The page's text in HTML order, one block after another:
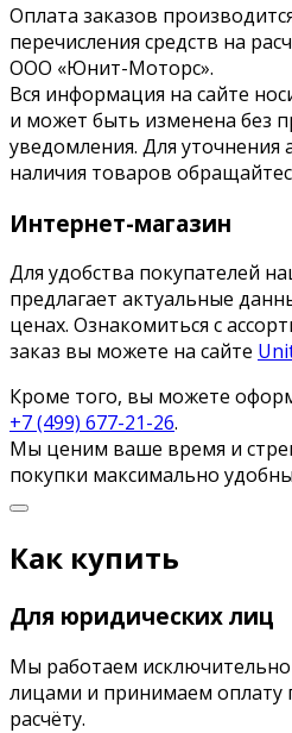
Оплата заказов
перечисления средств на
ООО «Юнит-Моторс».
Вся информация на сайте
и может быть изменена без
уведомления. Для уточнения
наличия товаров
Интернет-магазин
Для удобства покупателей
предлагает актуальные
ценах. Ознакомиться с
заказ вы можете на сайте
Кроме того, вы можете
+7 (499) 677-21-26.
Мы ценим ваше время и
покупки максимально
Как купить
Для юридических лиц
Мы работаем
лицами и принимаем оплату
расчёту.